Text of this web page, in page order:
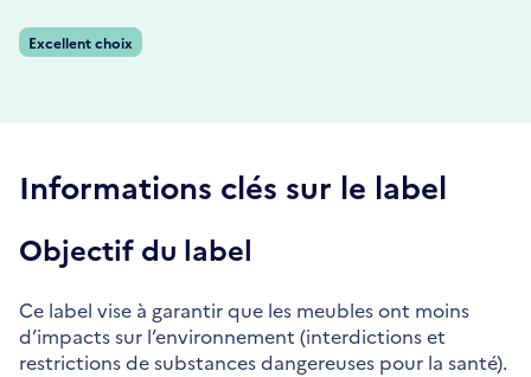
Excellent choix
Informations clés sur le label
Objectif du label
Ce label vise à garantir que les meubles ont moins
d’impacts sur l’environnement (interdictions et
restrictions de substances dangereuses pour la santé).